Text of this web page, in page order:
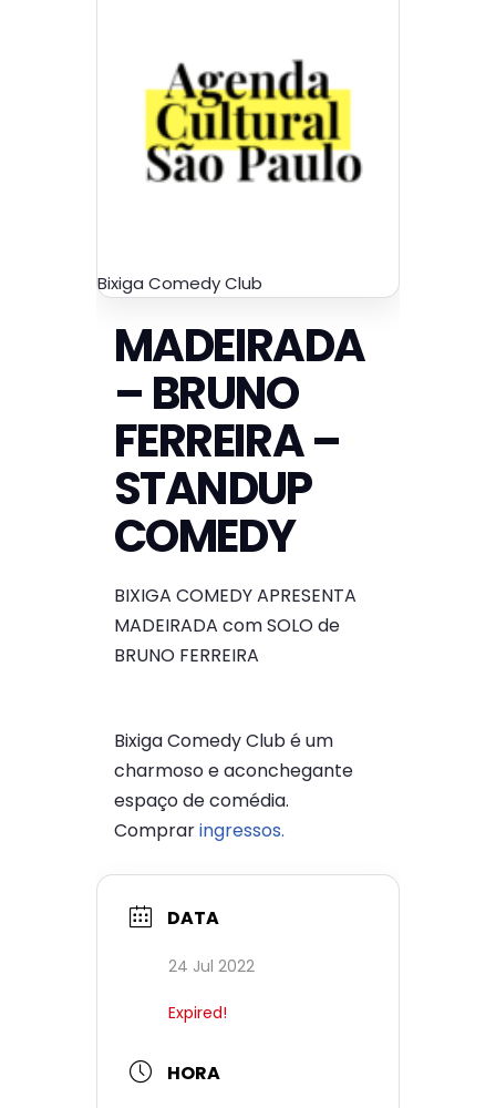
Bixiga Comedy Club
MADEIRADA
– BRUNO
FERREIRA –
STANDUP
COMEDY
BIXIGA COMEDY APRESENTA
MADEIRADA com SOLO de
BRUNO FERREIRA
Bixiga Comedy Club é um
charmoso e aconchegante
espaço de comédia.
Compraringressos.
DATA
24 Jul 2022
Expired!
HORA